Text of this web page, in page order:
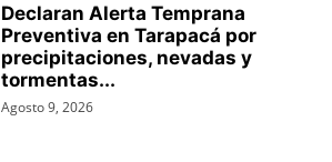
Declaran Alerta Temprana
Preventiva en Tarapacá por
precipitaciones, nevadas y
tormentas...
Agosto 9, 2026